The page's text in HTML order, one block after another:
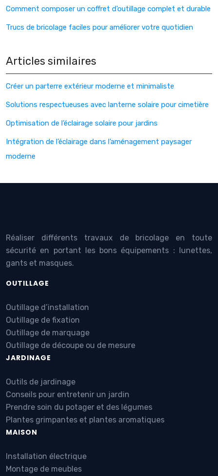
Comment composer un coffret d’outillage complet et durable
Trucs de bricolage faciles pour améliorer votre quotidien
Articles similaires
Créer un parterre extérieur moderne et minimaliste
Solutions respectueuses avec lanterne solaire pour cimetière
Optimisation de l’éclairage solaire pour jardins
Intégration de l’éclairage dans l’aménagement paysager
moderne
Réaliser différents travaux de bricolage en toute
sécurité en portant les bons équipements : lunettes,
gants et masques.
OUTILLAGE
Outillage d’installation
Outillage de fixation
Outillage de marquage
Outillage de découpe ou de mesure
JARDINAGE
Outils de jardinage
Conseils pour entretenir un jardin
Prendre soin du potager et des légumes
Plantes grimpantes et plantes aromatiques
MAISON
Installation électrique
Montage de meubles